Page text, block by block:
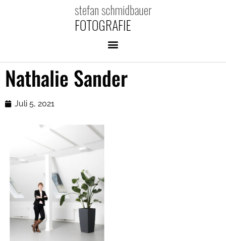
Nathalie Sander
Juli 5, 2021